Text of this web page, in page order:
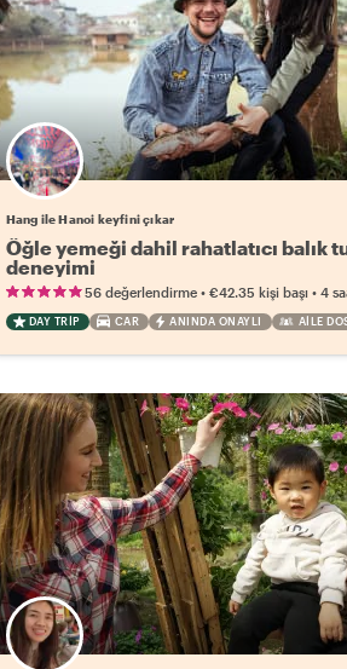
Hang ile Hanoi keyfini çıkar
Öğle yemeği dahil rahatlatıcı balık
deneyimi
56 değerlendirme• €42.35 kişi başı• 4
DAY TRIP CAR ANINDA ONAYLI AILE